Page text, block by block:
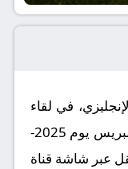
في لقاء
مرتقب يعد بالإثارة والتشويق نظراً لقوة الفريقين ورغبتهما في تحقيق الانتصار. تقام المباراة على أرضية ملعب أمريكان إكسبريس يوم 2025-
ينقل عبر شاشة قناة